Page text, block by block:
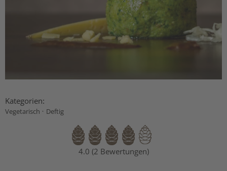
Kategorien:
Vegetarisch · Deftig
4.0 (2 Bewertungen)